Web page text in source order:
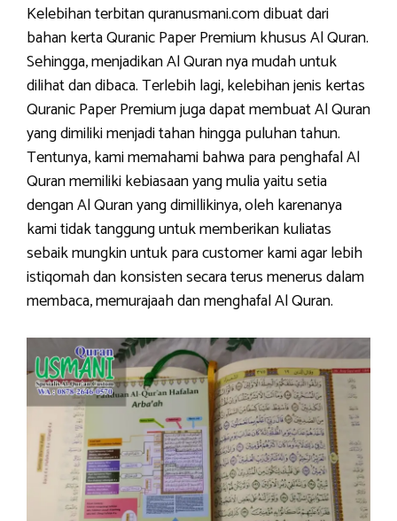
Kelebihan terbitan quranusmani.com dibuat dari
bahan kerta Quranic Paper Premium khusus Al Quran.
Sehingga, menjadikan Al Quran nya mudah untuk
dilihat dan dibaca. Terlebih lagi, kelebihan jenis kertas
Quranic Paper Premium juga dapat membuat Al Quran
yang dimiliki menjadi tahan hingga puluhan tahun.
Tentunya, kami memahami bahwa para penghafal Al
Quran memiliki kebiasaan yang mulia yaitu setia
dengan Al Quran yang dimillikinya, oleh karenanya
kami tidak tanggung untuk memberikan kuliatas
sebaik mungkin untuk para customer kami agar lebih
istiqomah dan konsisten secara terus menerus dalam
membaca, memurajaah dan menghafal Al Quran.